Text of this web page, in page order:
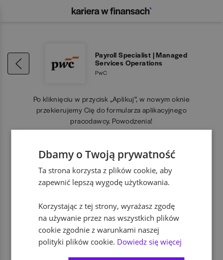
Payroll Specialist | Managed
Services Operations
PwC
Po kliknięciu w przycisk „Aplikuj”, w nowym oknie
przekierujemy Cię do formularza aplikacyjnego
pracodawcy. Powodzenia!
APLIKUJ
Dbamy o Twoją prywatność
Ta strona korzysta z plików cookie, aby
zapewnić lepszą wygodę użytkowania.
Korzystając z tej strony, wyrażasz zgodę
na używanie przez nas wszystkich plików
cookie zgodnie z warunkami naszej
polityki plików cookie. Dowiedz się więcej